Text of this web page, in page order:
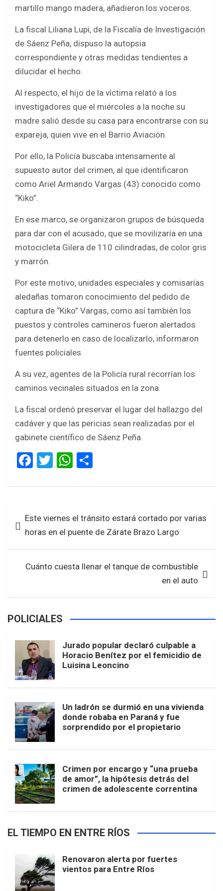
martillo mango madera, añadieron los voceros.
La fiscal Liliana Lupi, de la Fiscalía de Investigación
de Sáenz Peña, dispuso la autopsia
correspondiente y otras medidas tendientes a
dilucidar el hecho.
Al respecto, el hijo de la víctima relató a los
investigadores que el miércoles a la noche su
madre salió desde su casa para encontrarse con su
expareja, quien vive en el Barrio Aviación.
Por ello, la Policía buscaba intensamente al
supuesto autor del crimen, al que identificaron
como Ariel Armando Vargas (43) conocido como
“Kiko”.
En ese marco, se organizaron grupos de búsqueda
para dar con el acusado, que se movilizaría en una
motocicleta Gilera de 110 cilindradas, de color gris
y marrón.
Por este motivo, unidades especiales y comisarías
aledañas tomaron conocimiento del pedido de
captura de “Kiko” Vargas, como así también los
puestos y controles camineros fueron alertados
para detenerlo en caso de localizarlo, informaron
fuentes policiales.
A su vez, agentes de la Policía rural recorrían los
caminos vecinales situados en la zona.
La fiscal ordenó preservar el lugar del hallazgo del
cadáver y que las pericias sean realizadas por el
gabinete científico de Sáenz Peña.
F
ce
o
o
k
T
tt
W
at
A
p
p
ar
de Este viernes el tránsito estará cortado por varias
horas en el puente de Zárate Brazo Largo
Cuánto cuesta llenar el tanque de combustible
en el auto
POLICIALES
Jurado popular declaró culpable a
Horacio Benítez por el femicidio de
Luisina Leoncino
Un ladrón se durmió en una vivienda
donde robaba en Paraná y fue
sorprendido por el propietario
Crimen por encargo y “una prueba
de amor”, la hipótesis detrás del
crimen de adolescente correntina
EL TIEMPO EN ENTRE RÍOS
Renovaron alerta por fuertes
vientos para Entre Ríos